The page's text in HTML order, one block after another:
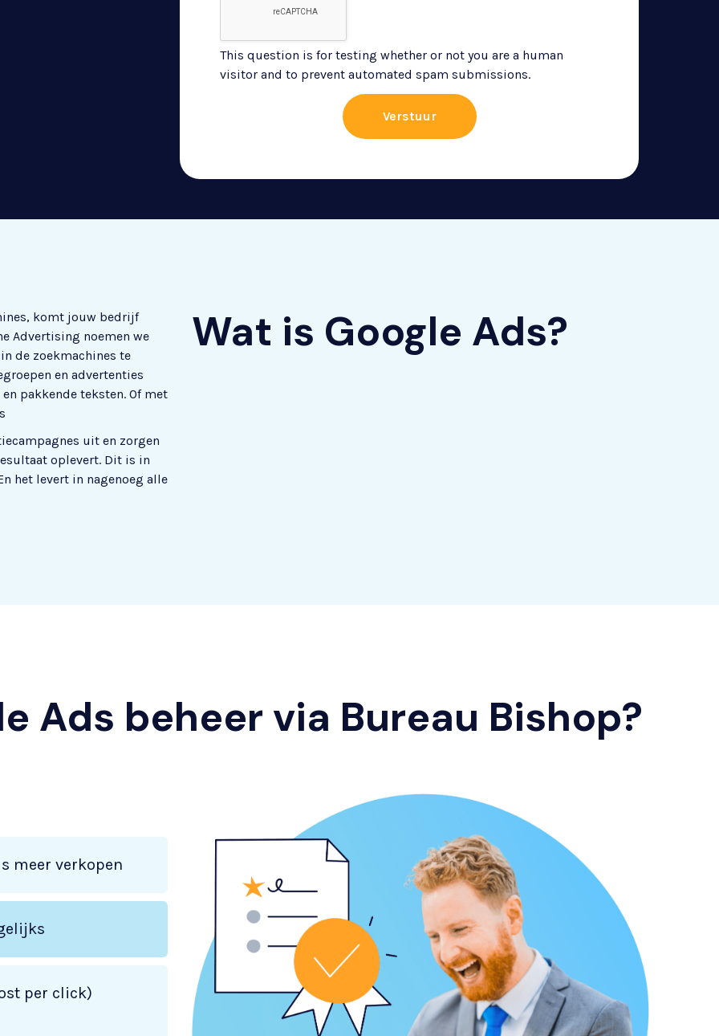
This question is for testing whether or not you are a human
visitor and to prevent automated spam submissions.
komt jouw bedrijf
Advertising noemen we
de zoekmachines te
en advertenties
pakkende teksten. Of met
uit en zorgen
oplevert. Dit is in
het levert in nagenoeg alle
Wat is Google Ads?
Ads beheer via Bureau Bishop?
meer verkopen
per click)